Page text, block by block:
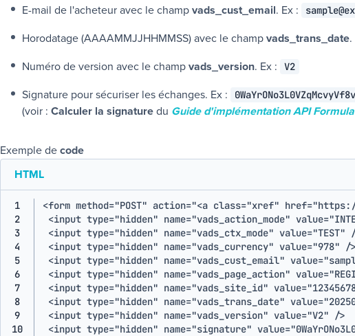
E-mail de l'acheteur avec le champvads_cust_email. Ex :
Horodatage (AAAAMMJJHHMMSS) avec le champvads_trans_date.
Numéro de version avec le champvads_version. Ex : V2
Signature pour sécuriser les échanges. Ex :
(voir : Calculer la signaturedu Guide d'implémentation API
Exemple decode
HTML
1
2
3
4
5
6
7
8
9
10
<form method="POST" action="<a class="xref" href="
<input type="hidden" name="vads_action_mode" value="
<input type="hidden" name="vads_ctx_mode" value="TEST"
<input type="hidden" name="vads_currency" value="978" />
<input type="hidden" name="vads_cust_email" value="
<input type="hidden" name="vads_page_action" value="
<input type="hidden" name="vads_site_id" value="
<input type="hidden" name="vads_trans_date" value="
<input type="hidden" name="vads_version" value="V2" />
<input type="hidden" name="signature" value="